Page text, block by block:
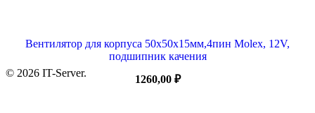
Вентилятор для корпуса 50х50х15мм,4пин Molex, 12V,
подшипник качения
1260,00 ₽
© 2026 IT-Server.